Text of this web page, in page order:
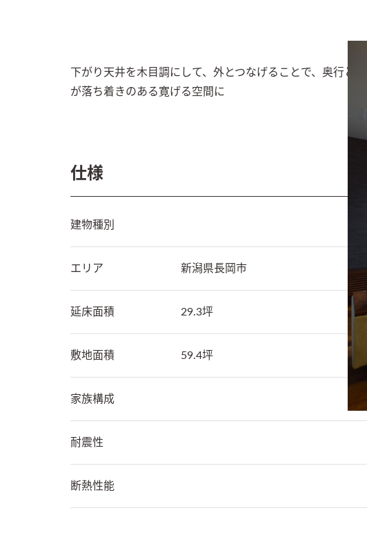
下がり天井を木目調にして、外とつなげることで、奥行と
が落ち着きのある寛げる空間に
仕様
建物種別
エリア 新潟県長岡市
延床面積 29.3坪
敷地面積 59.4坪
家族構成
耐震性
断熱性能